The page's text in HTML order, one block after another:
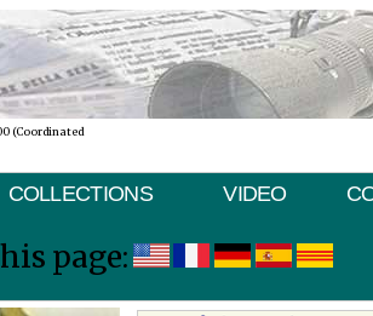
(Coordinated
COLLECTIONS VIDEO
page: